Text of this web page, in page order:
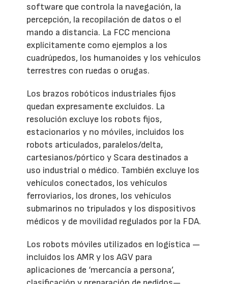
software que controla la navegación, la
percepción, la recopilación de datos o el
mando a distancia. La FCC menciona
explícitamente como ejemplos a los
cuadrúpedos, los humanoides y los vehículos
terrestres con ruedas o orugas.
Los brazos robóticos industriales fijos
quedan expresamente excluidos. La
resolución excluye los robots fijos,
estacionarios y no móviles, incluidos los
robots articulados, paralelos/delta,
cartesianos/pórtico y Scara destinados a
uso industrial o médico. También excluye los
vehículos conectados, los vehículos
ferroviarios, los drones, los vehículos
submarinos no tripulados y los dispositivos
médicos y de movilidad regulados por la FDA.
Los robots móviles utilizados en logística —
incluidos los AMR y los AGV para
aplicaciones de ‘mercancía a persona’,